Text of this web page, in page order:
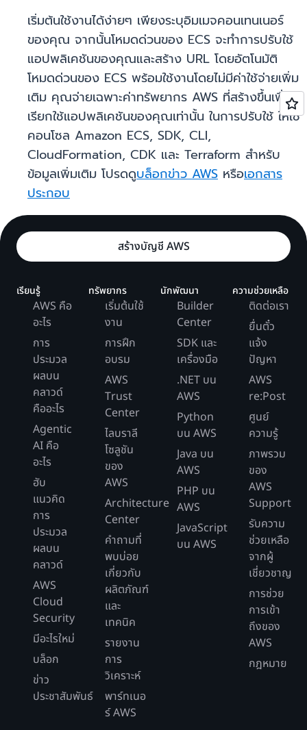
เริ่มต้นใช้งานได้ง่ายๆ เพียงระบุอิมเมจคอนเทนเนอร์
ของคุณ จากนั้นโหมดด่วนของ ECS จะทำการปรับใช้
แอปพลิเคชันของคุณและสร้าง URL โดยอัตโนมัติ
โหมดด่วนของ ECS พร้อมใช้งานโดยไม่มีค่าใช้จ่ายเพิ่ม
เติม คุณจ่ายเฉพาะค่าทรัพยากร AWS ที่สร้างขึ้นเพื่อ
เรียกใช้แอปพลิเคชันของคุณเท่านั้น ในการปรับใช้ ให้ใช้
คอนโซล Amazon ECS, SDK, CLI,
CloudFormation, CDK และ Terraform สำหรับ
ข้อมูลเพิ่มเติม โปรดดูบล็อกข่าว AWS หรือเอกสาร
ประกอบ
สร้างบัญชี AWS
เรียนรู้
AWS คือ
อะไร
การ
ประมวล
ผลบน
คลาวด์
คืออะไร
Agentic
AI คือ
อะไร
ฮับ
แนวคิด
การ
ประมวล
ผลบน
คลาวด์
AWS
Cloud
Security
มีอะไรใหม่
บล็อก
ข่าว
ประชาสัมพันธ์
ทรัพยากร
เริ่มต้นใช้
งาน
การฝึก
อบรม
AWS
Trust
Center
ไลบราลี
โซลูชัน
ของ
AWS
Architecture
Center
คำถามที่
พบบ่อย
เกี่ยวกับ
ผลิตภัณฑ์
และ
เทคนิค
รายงาน
การ
วิเคราะห์
พาร์ทเนอ
ร์ AWS
นักพัฒนา
Builder
Center
SDK และ
เครื่องมือ
.NET บน
AWS
Python
บน AWS
Java บน
AWS
PHP บน
AWS
JavaScript
บน AWS
ความช่วยเหลือ
ติดต่อเรา
ยื่นตั๋ว
แจ้ง
ปัญหา
AWS
re:Post
ศูนย์
ความรู้
ภาพรวม
ของ
AWS
Support
รับความ
ช่วยเหลือ
จากผู้
เชี่ยวชาญ
การช่วย
การเข้า
ถึงของ
AWS
กฎหมาย